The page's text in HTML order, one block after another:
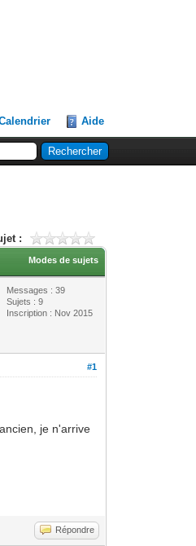
Aide
:
Modes de sujets
Messages : 39
Sujets : 9
Inscription : Nov 2015
#1
je n'arrive
Répondre